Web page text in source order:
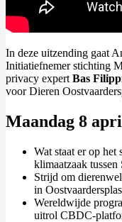
In deze uitzending gaat
Initiatiefnemer stichting
privacy expert Bas
voor Dieren
Maandag 8
Wat staat er op
klimaatzaak
Strijd om
in
Wereldwijde
uitrol CBDC-